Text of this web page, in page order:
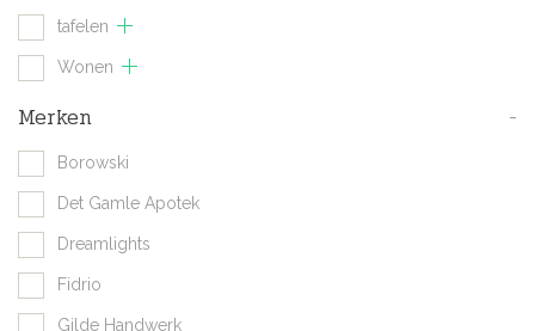
tafelen
Wonen
Merken -
Borowski
Det Gamle Apotek
Dreamlights
Fidrio
Gilde Handwerk